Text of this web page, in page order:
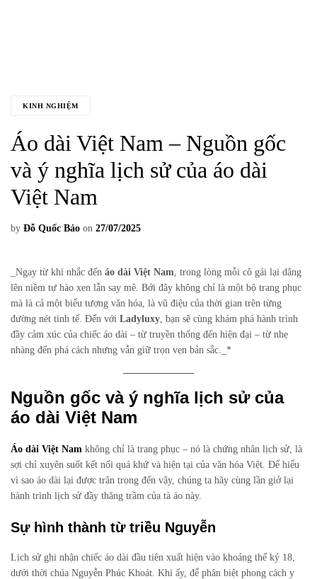
KINH NGHIỆM
Áo dài Việt Nam – Nguồn gốc
và ý nghĩa lịch sử của áo dài
Việt Nam
by Đỗ Quốc Bảo on 27/07/2025
Ngay từ khi nhắc đến áo dài Việt Nam, trong lòng mỗi cô gái lại dâng
lên niềm tự hào xen lẫn say mê. Bởi đây không chỉ là một bộ trang phục
mà là cả một biểu tượng văn hóa, là vũ điệu của thời gian trên từng
đường nét tinh tế. Đến với Ladyluxy, bạn sẽ cùng khám phá hành trình
đầy cảm xúc của chiếc áo dài – từ truyền thống đến hiện đại – từ nhẹ
nhàng đến phá cách nhưng vẫn giữ trọn vẹn bản sắc._*
Nguồn gốc và ý nghĩa lịch sử của
áo dài Việt Nam
Áo dài Việt Nam không chỉ là trang phục – nó là chứng nhân lịch sử, là
sợi chỉ xuyên suốt kết nối quá khứ và hiện tại của văn hóa Việt. Để hiểu
vì sao áo dài lại được trân trọng đến vậy, chúng ta hãy cùng lần giở lại
hành trình lịch sử đầy thăng trầm của tà áo này.
Sự hình thành từ triều Nguyễn
Lịch sử ghi nhận chiếc áo dài đầu tiên xuất hiện vào khoảng thế kỷ 18,
dưới thời chúa Nguyễn Phúc Khoát. Khi ấy, để phân biệt phong cách y